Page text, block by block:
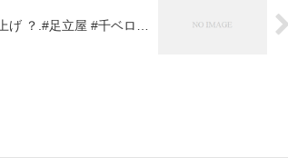
げ ？.#足立屋 #千ベロ…